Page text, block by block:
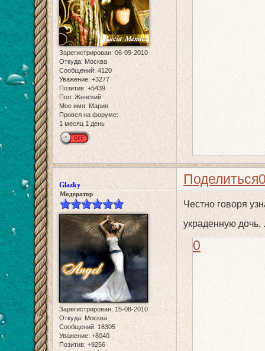
Зарегистрирован: 06-09-2010
Откуда: Москва
Сообщений: 4120
Уважение: +3277
Позитив: +5439
Пол: Женский
Мое имя: Мария
Провел на форуме:
1 месяц 1 день
Поделиться
Glazky
Модератор
Зарегистрирован: 15-08-2010
Откуда: Москва
Сообщений: 18305
Уважение: +8040
Позитив: +9256
Честно говоря
украденную
0